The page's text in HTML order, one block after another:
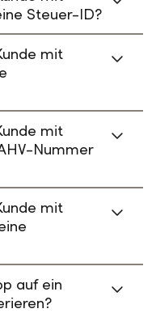
Steuer-ID?
mit
mit
Nummer
mit
auf ein